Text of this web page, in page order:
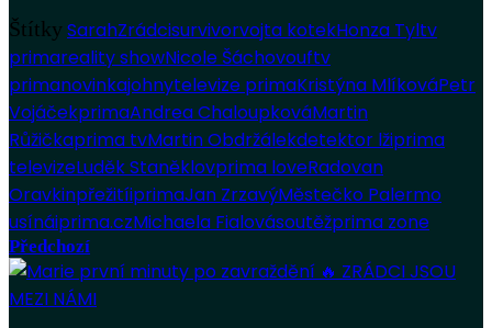
Štítky SarahZrádcisurvivorvojta kotekHonza Tyltv
primareality showNicole Šáchovouftv
primanovinkajohnytelevize primaKristýna MlíkováPetr
VojáčekprimaAndrea ChaloupkováMartin
Růžičkaprima tvMartin Obdržálekdetektor lžiprima
televizeLuděk Staněklovprima loveRadovan
OravkinpřežitíiprimaJan ZrzavýMěstečko Palermo
usínáiprima.czMichaela Fialovásoutěžprima zone
Předchozí